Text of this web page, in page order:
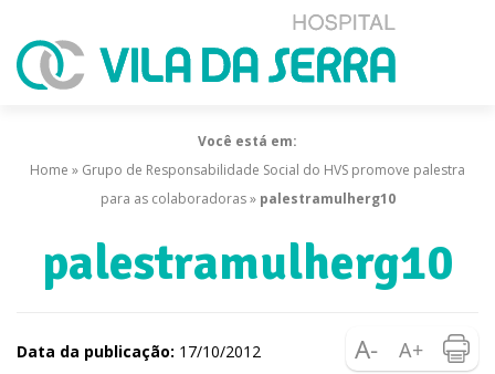
Você está em:
Home » Grupo de Responsabilidade Social do HVS promove palestra
para as colaboradoras» palestramulherg10
palestramulherg10
Data da publicação: 17/10/2012